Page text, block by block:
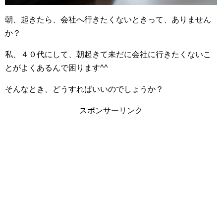
朝、起きたら、会社へ行きたくないときって、ありません
か？
私、４０代にして、朝起きて未だに会社に行きたくないこ
とがよくあるんで困ります^^
そんなとき、どうすればいいのでしょうか？
スポンサーリンク